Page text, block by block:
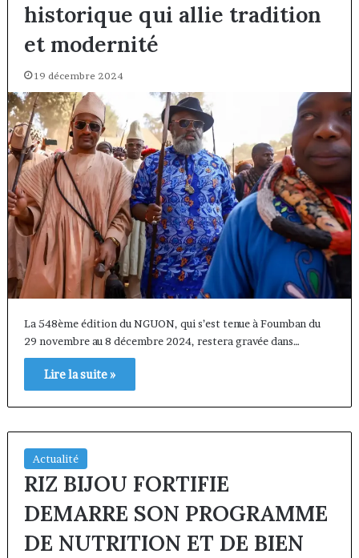
historique qui allie tradition
et modernité
19 décembre 2024
La 548ème édition du NGUON, qui s’est tenue à Foumban du
29 novembre au 8 décembre 2024, restera gravée dans…
Lire la suite »
Actualité
RIZ BIJOU FORTIFIE
DEMARRE SON PROGRAMME
DE NUTRITION ET DE BIEN